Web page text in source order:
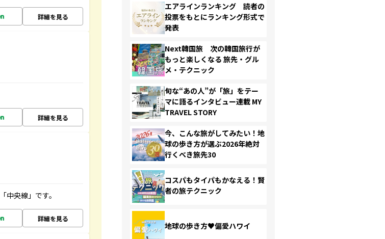
詳細を見る
詳細を見る
央線」です。
詳細を見る
エアラインランキング 読者の
投票をもとにランキング形式で
発表
Next韓国旅 次の韓国旅行が
もっと楽しくなる 旅先・グル
メ・テクニック
旬な“あの人”が「旅」をテー
マに語るインタビュー連載 MY
TRAVEL STORY
今、こんな旅がしてみたい！地
球の歩き方が選ぶ2026年絶対
行くべき旅先30
コスパもタイパもかなえる！賢
者の旅テクニック
地球の歩き方♥偏愛ハワイ